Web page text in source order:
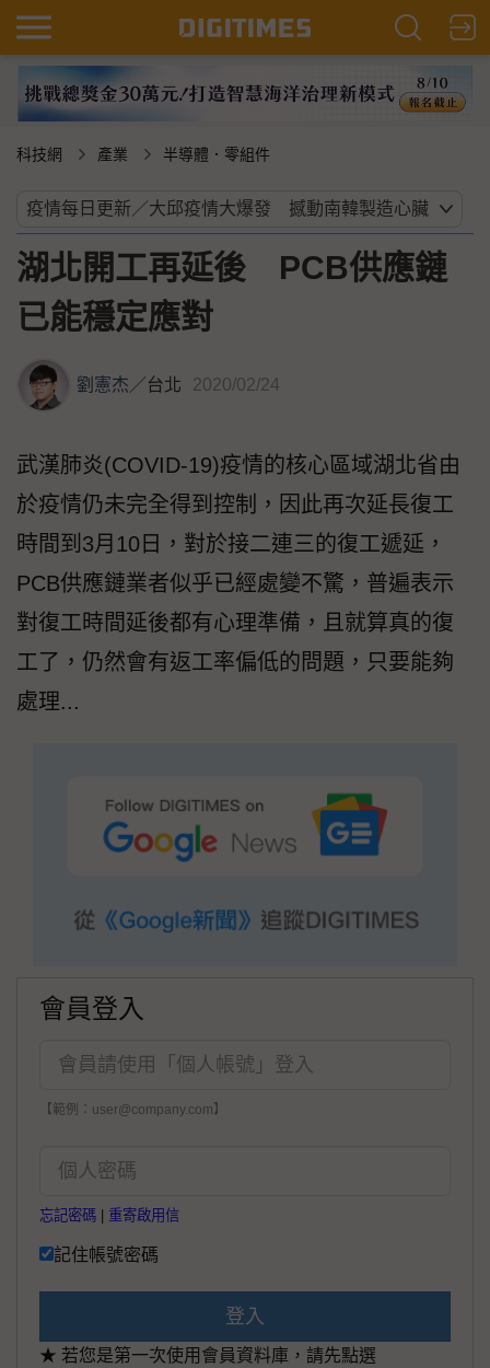
科技網 產業 半導體．零組件
湖北開工再延後 PCB供應鏈
已能穩定應對
劉憲杰／台北 2020/02/24
武漢肺炎(COVID-19)疫情的核心區域湖北省由
於疫情仍未完全得到控制，因此再次延長復工
時間到3月10日，對於接二連三的復工遞延，
PCB供應鏈業者似乎已經處變不驚，普遍表示
對復工時間延後都有心理準備，且就算真的復
工了，仍然會有返工率偏低的問題，只要能夠
處理...
會員登入
【範例：user@company.com】
忘記密碼 重寄啟用信
記住帳號密碼
登入
★ 若您是第一次使用會員資料庫，請先點選